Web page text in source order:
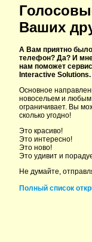
Ваших
А Вам приятно
телефон? Да? И
нам поможет
Interactive Solutions.
Основное
новосельем и любым
ограничивает. Вы
сколько угодно!
Это красиво!
Это интересно!
Это ново!
Это удивит и
Не думайте,
Полный список